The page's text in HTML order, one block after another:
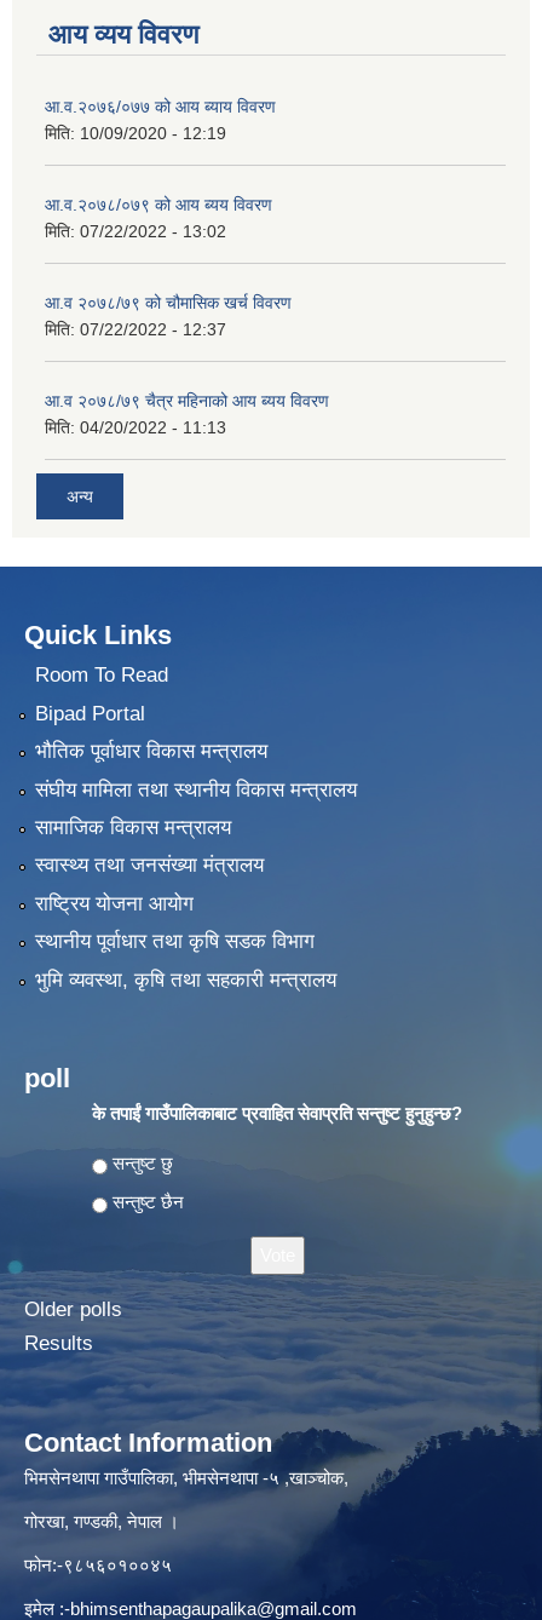
आय व्यय विवरण
आ.व.२०७६/०७७ को आय ब्याय विवरण
मिति: 10/09/2020 - 12:19
आ.व.२०७८/०७९ को आय ब्यय विवरण
मिति: 07/22/2022 - 13:02
आ.व २०७८/७९ को चौमासिक खर्च विवरण
मिति: 07/22/2022 - 12:37
आ.व २०७८/७९ चैत्र महिनाको आय ब्यय विवरण
मिति: 04/20/2022 - 11:13
अन्य
Quick Links
Room To Read
Bipad Portal
भौतिक पूर्वाधार विकास मन्त्रालय
संघीय मामिला तथा स्थानीय विकास मन्त्रालय
सामाजिक विकास मन्त्रालय
स्वास्थ्य तथा जनसंख्या मंत्रालय
राष्ट्रिय योजना आयोग
स्थानीय पूर्वाधार तथा कृषि सडक विभाग
भुमि व्यवस्था, कृषि तथा सहकारी मन्त्रालय
poll
के तपाईं गाउँपालिकाबाट प्रवाहित सेवाप्रति सन्तुष्ट हुनुहुन्छ?
Choices
सन्तुष्ट छु
सन्तुष्ट छैन
Older polls
Results
Contact Information
भिमसेनथापा गाउँपालिका, भीमसेनथापा -५ ,खाञ्चोक,
गोरखा, गण्डकी, नेपाल ।
फोन:-९८५६०१००४५
इमेल :-bhimsenthapagaupalika@gmail.com